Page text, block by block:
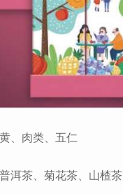
、肉类、五仁
洱茶、菊花茶、山楂茶